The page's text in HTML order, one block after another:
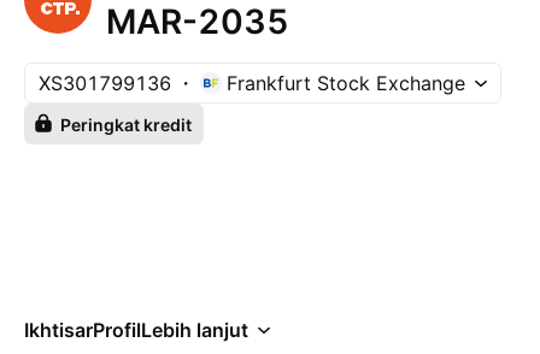
MAR-2035
XS301799136 Frankfurt Stock Exchange
Peringkat kredit
IkhtisarProfilLebih lanjut